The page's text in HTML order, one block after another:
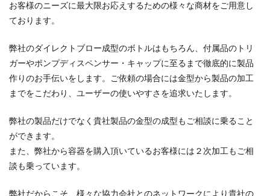
お客様のニーズに最大限お応えするための様々な商材をご用意し
ております。
弊社のダイレクトブロー成型のボトルはもちろん、付属品のトリ
ガーやポンプディスペンサー・キャップに至るまで徹底的に製品
作りのお手伝いをします。ご依頼の場合には金型から製品の加工
までをこだわり、ユーザーの使いやすさを追求いたします。
弊社の製品だけでなく貴社製品の金型の成型もご相談に乗ること
ができます。
また、弊社から容器を購入頂いているお客様には２次加工もご相
談も乗っています。
弊社だからこそ、様々な協力会社とのネットワークにより貴社の